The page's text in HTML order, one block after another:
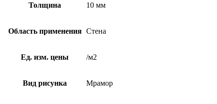
Толщина 10 мм
Область применения Стена
Ед. изм. цены /м2
Вид рисунка Мрамор